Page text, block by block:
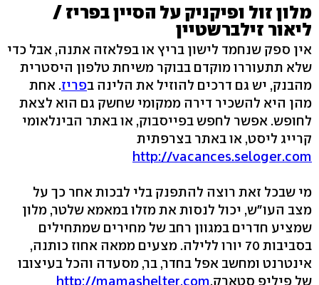
מלון זול ופיקניק על הסיין בפריז /
ליאור זילברשטיין
אין ספק שנחמד לישון בריץ או בפלאזה אתנה, אבל כדי
שלא תתעוררו מוקדם בבוקר משיחת טלפון היסטרית
מהבנק, יש גם דרכים להוזיל את הלינה בפריז. אחת
מהן היא להשכיר דירה ממקומי שחשק גם הוא לצאת
לחופש. אפשר לחפש בפייסבוק, או באתר הבינלאומי
קרייג ליסט, או באתר בצרפתית ‭
http://vacances.seloger.com
מי שבכל זאת רוצה להתפנק בלי לבכות אחר כך על
מצב העו"ש, יכול לנסות את מזלו במאמא שלטר, מלון
שמציע חדרים במגוון רחב של מחירים שמתחילים
בסביבות 70 יורו ללילה. מצעים ממאה אחוז כותנה,
אינטרנט ומחשב אפל בחדר, בר, מסעדה והכל בעיצובו
של פיליפ סטארק.http://mamashelter.com